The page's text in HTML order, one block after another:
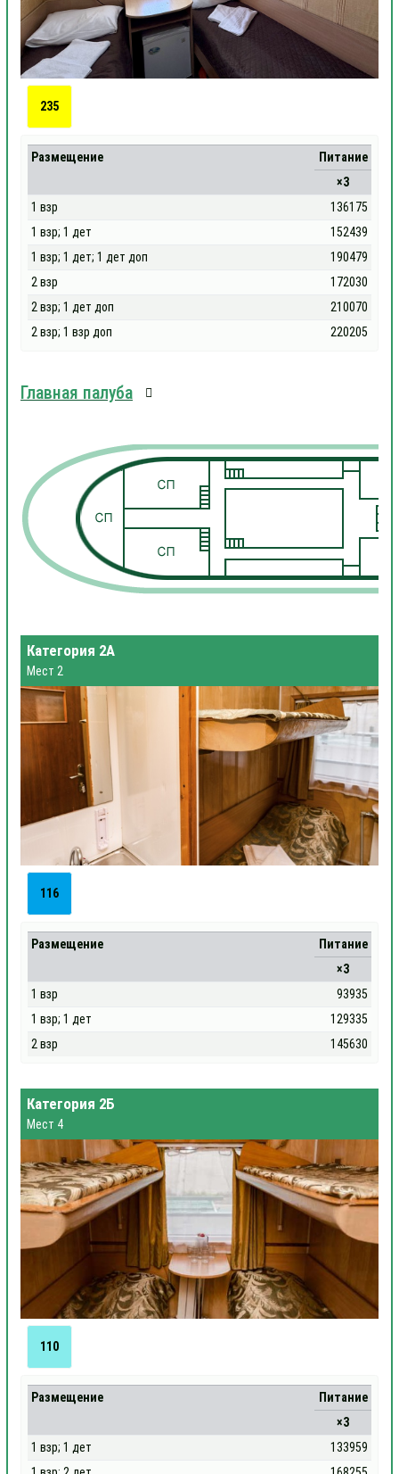
235
Размещение
Питание
×3
1 взр
136175
1 взр; 1 дет
152439
1 взр; 1 дет; 1 дет доп
190479
2 взр
172030
2 взр; 1 дет доп
210070
2 взр; 1 взр доп
220205
Главная палуба
Категория 2А
Мест 2
116
Размещение
Питание
×3
1 взр
93935
1 взр; 1 дет
129335
2 взр
145630
Категория 2Б
Мест 4
110
Размещение
Питание
×3
1 взр; 1 дет
133959